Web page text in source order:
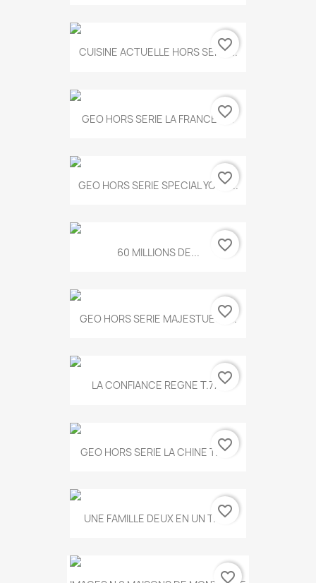
CUISINE ACTUELLE HORS SERIE...
favorite_border
GEO HORS SERIE LA FRANCE A...
favorite_border
GEO HORS SERIE SPECIAL YOGA...
favorite_border
60 MILLIONS DE... favorite_border
GEO HORS SERIE MAJESTUEUX...
favorite_border
LA CONFIANCE REGNE T.778favorite_border
GEO HORS SERIE LA CHINE T.497
favorite_border
UNE FAMILLE DEUX EN UN T.675
favorite_border
favorite_border